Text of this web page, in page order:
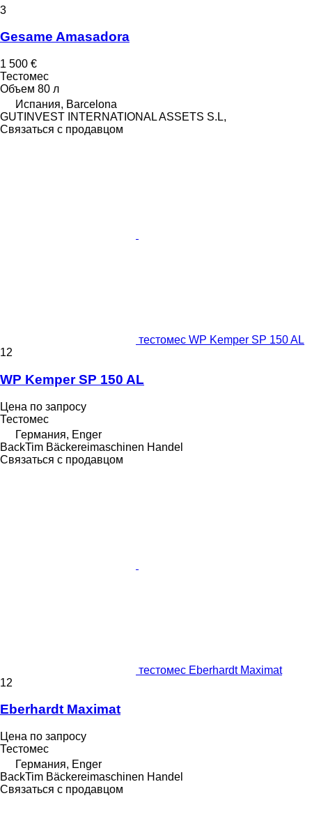
3
Gesame Amasadora
1 500 €
Тестомес
Объем 80 л
Испания, Barcelona
GUTINVEST INTERNATIONAL ASSETS S.L,
Связаться с продавцом
тестомес WP Kemper SP 150 AL
12
WP Kemper SP 150 AL
Цена по запросу
Тестомес
Германия, Enger
BackTim Bäckereimaschinen Handel
Связаться с продавцом
тестомес Eberhardt Maximat
12
Eberhardt Maximat
Цена по запросу
Тестомес
Германия, Enger
BackTim Bäckereimaschinen Handel
Связаться с продавцом